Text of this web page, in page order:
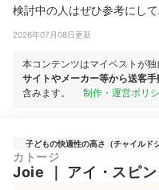
検討中の人はぜひ参考にし
2026年07月08日更新
本コンテンツはマイベストが独
サイトやメーカー等から送客
含みます。
制作・運営ポリ
子どもの快適性の高さ（チャイルド
カトージ
Joie アイ・スピ